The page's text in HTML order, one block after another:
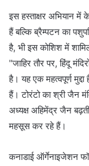
इस हस्ताक्षर अभियान में
हैं बल्कि ब्रैम्पटन का
है, भी इस कोशिश में
''जाहिर तौर पर, हिंदू
है। यह एक महत्वपूर्ण
हैं। टोरंटो का श्री जैन
अध्यक्ष अहिमेंद्र जैन
महसूस कर रहे हैं।
कनाडाई ऑर्गेनाइजेशन